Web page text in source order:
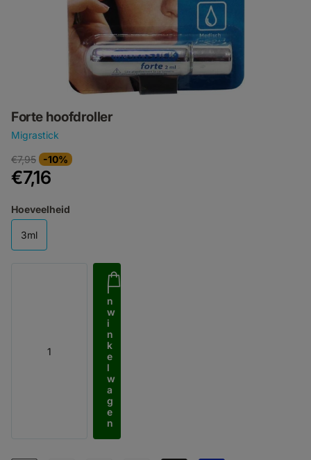
Forte hoofdroller
Migrastick
€7,95 -10%
€7,16
Hoeveelheid
3ml
I
n
w
i
n
k
e
l
w
a
g
e
n